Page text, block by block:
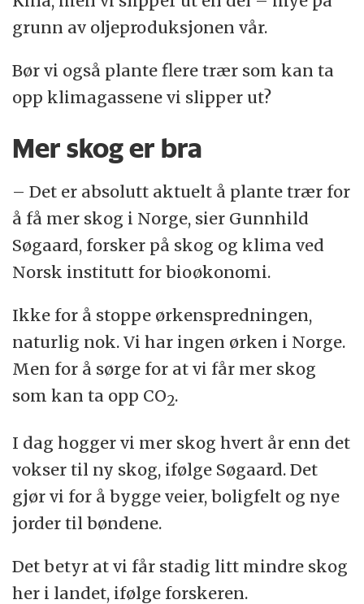
grunn av oljeproduksjonen vår.
Bør vi også plante flere trær som kan ta
opp klimagassene vi slipper ut?
Mer skog er bra
– Det er absolutt aktuelt å plante trær for
å få mer skog i Norge, sier Gunnhild
Søgaard, forsker på skog og klima ved
Norsk institutt for bioøkonomi.
Ikke for å stoppe ørkenspredningen,
naturlig nok. Vi har ingen ørken i Norge.
Men for å sørge for at vi får mer skog
som kan ta opp CO2.
I dag hogger vi mer skog hvert år enn det
vokser til ny skog, ifølge Søgaard. Det
gjør vi for å bygge veier, boligfelt og nye
jorder til bøndene.
Det betyr at vi får stadig litt mindre skog
her i landet, ifølge forskeren.